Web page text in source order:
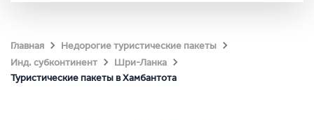
Главная
Недорогие туристические пакеты
Инд. субконтинент
Шри-Ланка
Туристические пакеты в Хамбантота